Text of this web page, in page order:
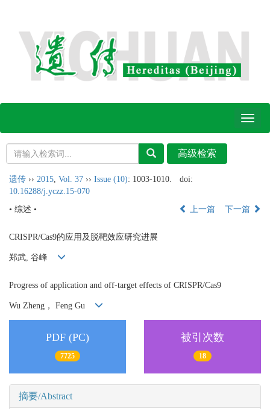
Toggle
遗传 ›› 2015 Vol. 37 ›› Issue (10): 1003-1010.
doi:
10.16288/j.yczz.15-070
• 综述 •
上一篇 下一篇
CRISPR/Cas9的应用及脱靶效应研究进展
郑武, 谷峰
Progress of application and off-target effects of CRISPR/Cas9
Wu Zheng， Feng Gu
PDF (PC)
7725
被引次数
18
摘要/Abstract